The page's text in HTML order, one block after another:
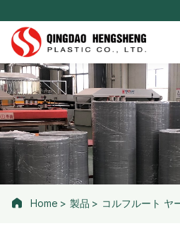
Home 製品 コルフルート ヤ